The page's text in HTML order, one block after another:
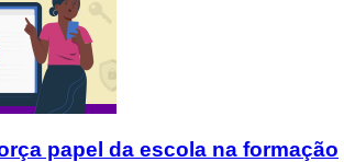
papel da escola na formação